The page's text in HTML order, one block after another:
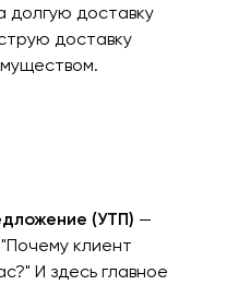
долгую доставку
доставку
(УТП) —
клиент
И здесь главное